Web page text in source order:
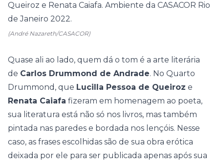
(André Nazareth/CASACOR)
Quase ali ao lado, quem dá o tom é a arte literária
de Carlos Drummond de Andrade. No Quarto
Drummond , que Lucilla Pessoa de Queiroz e
Renata Caiafa fizeram em homenagem ao poeta,
sua literatura está não só nos livros, mas também
pintada nas paredes e bordada nos lençóis. Nesse
caso, as frases escolhidas são de sua obra erótica
deixada por ele para ser publicada apenas após sua